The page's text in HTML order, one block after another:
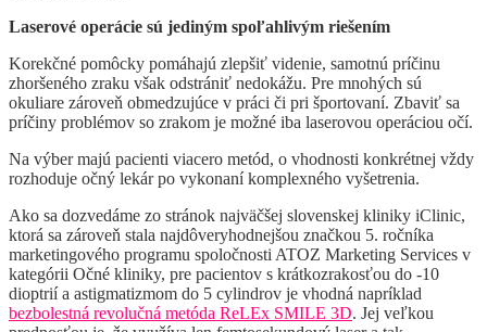
Laserové operácie sú jediným spoľahlivým riešením
Korekčné pomôcky pomáhajú zlepšiť videnie, samotnú príčinu
zhoršeného zraku však odstrániť nedokážu. Pre mnohých sú
okuliare zároveň obmedzujúce v práci či pri športovaní. Zbaviť sa
príčiny problémov so zrakom je možné iba laserovou operáciou očí.
Na výber majú pacienti viacero metód, o vhodnosti konkrétnej vždy
rozhoduje očný lekár po vykonaní komplexného vyšetrenia.
Ako sa dozvedáme zo stránok najväčšej slovenskej kliniky iClinic,
ktorá sa zároveň stala najdôveryhodnejšou značkou 5. ročníka
marketingového programu spoločnosti ATOZ Marketing Services v
kategórii Očné kliniky, pre pacientov s krátkozrakosťou do -10
dioptrií a astigmatizmom do 5 cylindrov je vhodná napríklad
bezbolestná revolučná metóda ReLEx SMILE 3D. Jej veľkou